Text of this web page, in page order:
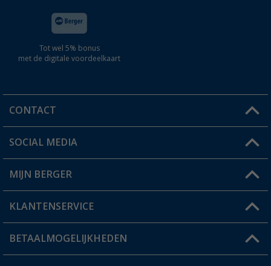
Tot wel 5% bonus
met de digitale voordeelkaart
CONTACT
Een vraag?
Winkel vinden
SOCIAL MEDIA
MIJN BERGER
Mijn account
Status bestelling
KLANTENSERVICE
FAQ & Contact
BETAALMOGELIJKHEDEN